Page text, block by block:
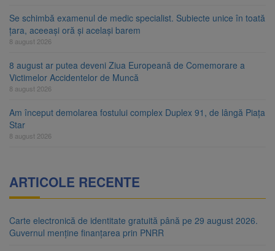
Se schimbă examenul de medic specialist. Subiecte unice în toată
țara, aceeași oră și același barem
8 august 2026
8 august ar putea deveni Ziua Europeană de Comemorare a
Victimelor Accidentelor de Muncă
8 august 2026
Am început demolarea fostului complex Duplex 91, de lângă Piața
Star
8 august 2026
ARTICOLE RECENTE
Carte electronică de identitate gratuită până pe 29 august 2026.
Guvernul menține finanțarea prin PNRR